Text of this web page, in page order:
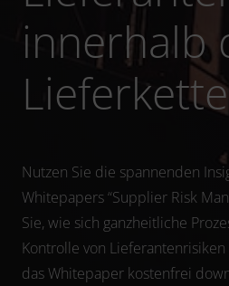
innerhalb
Lieferkette
Nutzen Sie die spannenden
Whitepapers “Supplier Risk
Sie, wie sich ganzheitliche
Kontrolle von
das Whitepaper kostenfrei